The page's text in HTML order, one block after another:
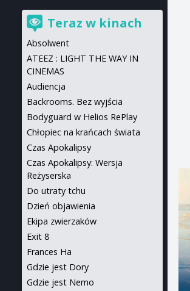
Teraz w kinach
Absolwent
ATEEZ : LIGHT THE WAY IN
CINEMAS
Audiencja
Backrooms. Bez wyjścia
Bodyguard w Helios RePlay
Chłopiec na krańcach świata
Czas Apokalipsy
Czas Apokalipsy: Wersja
Reżyserska
Do utraty tchu
Dzień objawienia
Ekipa zwierzaków
Exit 8
Frances Ha
Gdzie jest Dory
Gdzie jest Nemo